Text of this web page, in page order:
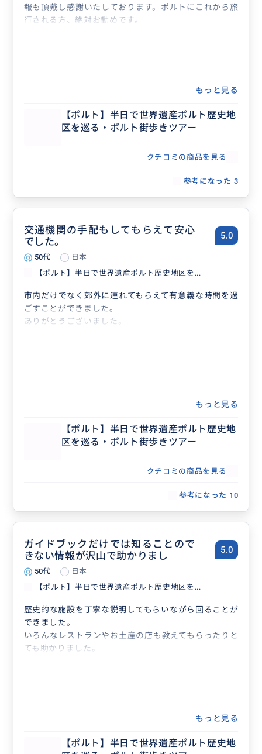
報も頂戴し感謝いたしております。ポルトにこれから旅
行される方、絶対お勧めです。
もっと見る
【ポルト】半日で世界遺産ポルト歴史地
区を巡る・ポルト街歩きツアー
クチコミの商品を見る
参考になった 3
交通機関の手配もしてもらえて安心
でした。
5.0
50代
日本
【ポルト】半日で世界遺産ポルト歴史地区を...
市内だけでなく郊外に連れてもらえて有意義な時間を過
ごすことができました。
ありがとうございました。
もっと見る
【ポルト】半日で世界遺産ポルト歴史地
区を巡る・ポルト街歩きツアー
クチコミの商品を見る
参考になった 10
ガイドブックだけでは知ることので
きない情報が沢山で助かりまし
5.0
50代
日本
【ポルト】半日で世界遺産ポルト歴史地区を...
歴史的な施設を丁寧な説明してもらいながら回ることが
できました。
いろんなレストランやお土産の店も教えてもらったりと
ても助かりました。
もっと見る
【ポルト】半日で世界遺産ポルト歴史地